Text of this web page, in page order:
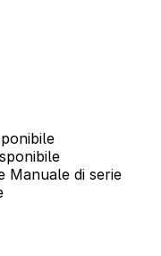
Manuale di serie